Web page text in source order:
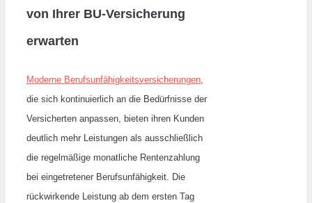
von Ihrer BU-Versicherung
erwarten
Moderne Berufsunfähigkeitsversicherungen,
die sich kontinuierlich an die Bedürfnisse der
Versicherten anpassen, bieten ihren Kunden
deutlich mehr Leistungen als ausschließlich
die regelmäßige monatliche Rentenzahlung
bei eingetretener Berufsunfähigkeit. Die
rückwirkende Leistung ab dem ersten Tag